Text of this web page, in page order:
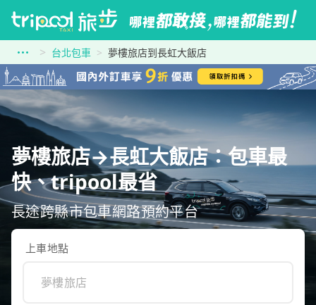
台北包車 夢樓旅店到長虹大飯店
夢樓旅店→長虹大飯店：包車最
快、tripool最省
長途跨縣市包車網路預約平台
上車地點